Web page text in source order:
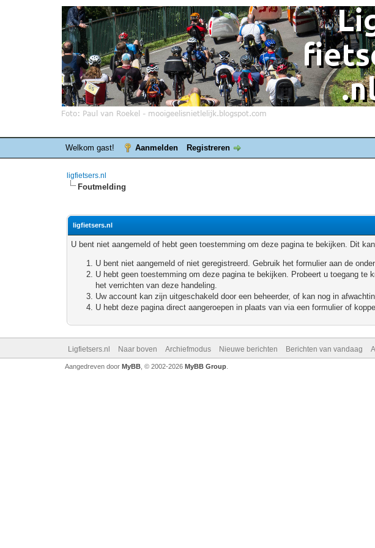
Welkom gast! Aanmelden Registreren
ligfietsers.nl
Foutmelding
ligfietsers.nl
U bent niet aangemeld of hebt geen toestemming om deze pagina te bekijken. Dit
U bent niet aangemeld of niet geregistreerd. Gebruik het formulier aan de
U hebt geen toestemming om deze pagina te bekijken. Probeert u toegang
het verrichten van deze handeling.
Uw account kan zijn uitgeschakeld door een beheerder, of kan nog in
U hebt deze pagina direct aangeroepen in plaats van via een formulier of
Ligfietsers.nl Naar boven Archiefmodus Nieuwe berichten Berichten van vandaag
Aangedreven door MyBB, © 2002-2026 MyBB Group.